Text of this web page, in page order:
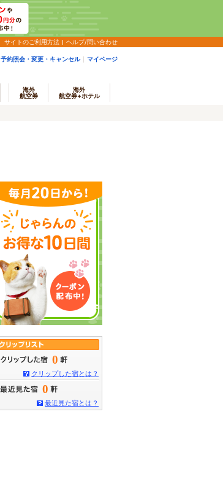
サイトのご利用方法 ヘルプ/問い合わせ
予約照会・変更・キャンセル マイページ
海外
航空券
海外
航空券+ホテル
0
クリップした宿とは？
0
最近見た宿とは？